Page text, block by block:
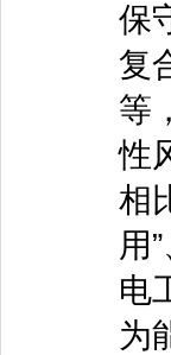
保
复
等
性
相
用
电
为